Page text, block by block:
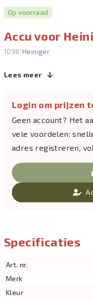
Op voorraad
Accu voor
1098 |Heiniger
Lees meer
Login om prijzen
Geen account? Het
vele voordelen:
adres registreren,
Specificaties
Art. nr.
Merk
Kleur